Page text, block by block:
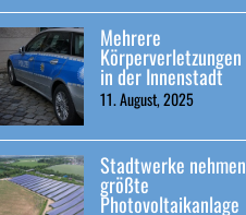
Mehrere
Körperverletzungen
in der Innenstadt
11. August, 2025
Stadtwerke nehmen
größte
Photovoltaikanlage